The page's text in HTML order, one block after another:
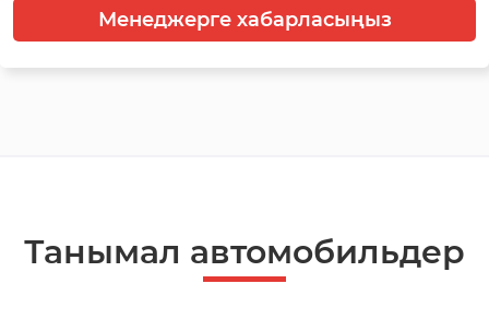
Менеджерге хабарласыңыз
Танымал автомобильдер